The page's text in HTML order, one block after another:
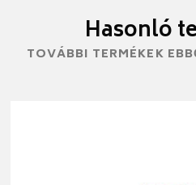
Hasonló
TOVÁBBI TERMÉKEK